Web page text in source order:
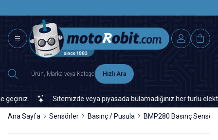
Hızlı Ara
Sitemizde veya piyasada bulamadığınız her türlü
Ana Sayfa Sensörler Basınç / Pusula BMP280 Basınç